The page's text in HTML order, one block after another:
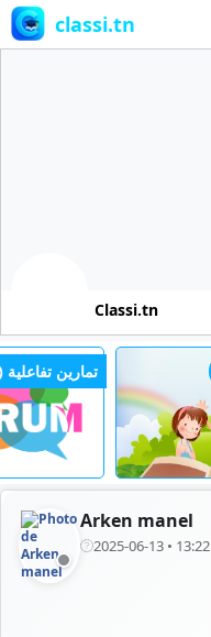
classi.tn
Classi.tn
تمارين تفاعلية
Arken manel
2025-06-13 • 13:22